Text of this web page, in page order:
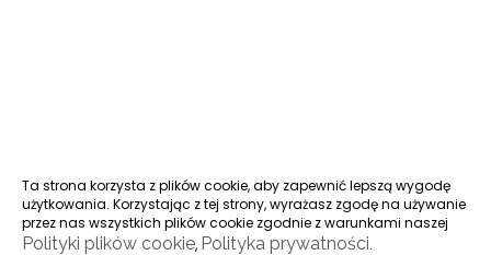
Ta strona korzysta z plików cookie, aby zapewnić lepszą wygodę
użytkowania. Korzystając z tej strony, wyrażasz zgodę na używanie
przez nas wszystkich plików cookie zgodnie z warunkami naszej
Polityki plików cookie, Polityka prywatności.